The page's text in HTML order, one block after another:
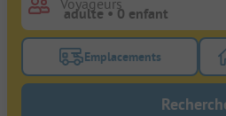
Voyageurs
Activez le bouton de
Emplacements